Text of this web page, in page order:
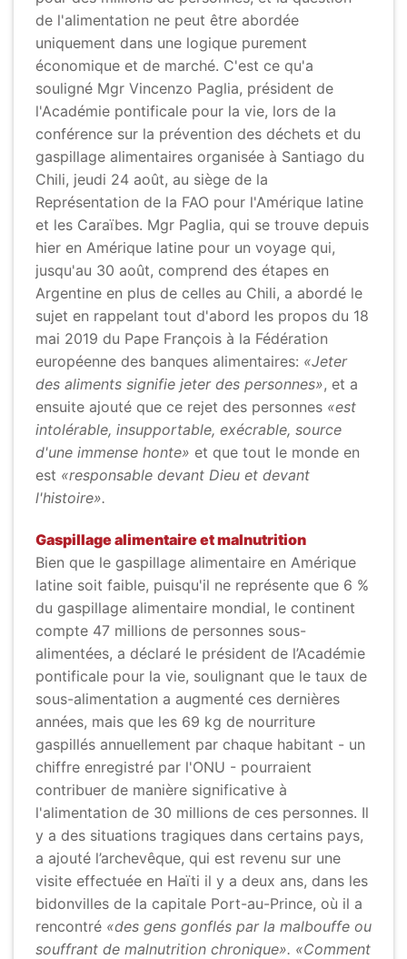
de l'alimentation ne peut être abordée
uniquement dans une logique purement
économique et de marché. C'est ce qu'a
souligné Mgr Vincenzo Paglia, président de
l'Académie pontificale pour la vie, lors de la
conférence sur la prévention des déchets et du
gaspillage alimentaires organisée à Santiago du
Chili, jeudi 24 août, au siège de la
Représentation de la FAO pour l'Amérique latine
et les Caraïbes. Mgr Paglia, qui se trouve depuis
hier en Amérique latine pour un voyage qui,
jusqu'au 30 août, comprend des étapes en
Argentine en plus de celles au Chili, a abordé le
sujet en rappelant tout d'abord les propos du 18
mai 2019 du Pape François à la Fédération
européenne des banques alimentaires: «Jeter
des aliments signifie jeter des personnes», et a
ensuite ajouté que ce rejet des personnes «est
intolérable, insupportable, exécrable, source
d'une immense honte» et que tout le monde en
est «responsable devant Dieu et devant
l'histoire».
Gaspillage alimentaire et malnutrition
Bien que le gaspillage alimentaire en Amérique
latine soit faible, puisqu'il ne représente que 6 %
du gaspillage alimentaire mondial, le continent
compte 47 millions de personnes sous-
alimentées, a déclaré le président de l’Académie
pontificale pour la vie, soulignant que le taux de
sous-alimentation a augmenté ces dernières
années, mais que les 69 kg de nourriture
gaspillés annuellement par chaque habitant - un
chiffre enregistré par l'ONU - pourraient
contribuer de manière significative à
l'alimentation de 30 millions de ces personnes. Il
y a des situations tragiques dans certains pays,
a ajouté l’archevêque, qui est revenu sur une
visite effectuée en Haïti il y a deux ans, dans les
bidonvilles de la capitale Port-au-Prince, où il a
rencontré «des gens gonflés par la malbouffe ou
souffrant de malnutrition chronique». «Comment